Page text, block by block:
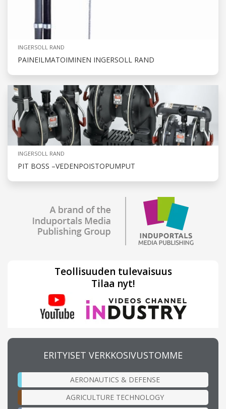
INGERSOLL RAND
PAINEILMATOIMINEN INGERSOLL RAND
INGERSOLL RAND
PIT BOSS –VEDENPOISTOPUMPUT
Teollisuuden tulevaisuus
Tilaa nyt!
ERITYISET VERKKOSIVUSTOMME
AERONAUTICS & DEFENSE
AGRICULTURE TECHNOLOGY